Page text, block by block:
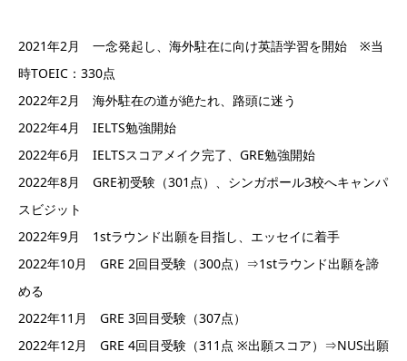
2021年2月 一念発起し、海外駐在に向け英語学習を開始 ※当
時TOEIC：330点
2022年2月 海外駐在の道が絶たれ、路頭に迷う
2022年4月 IELTS勉強開始
2022年6月 IELTSスコアメイク完了、GRE勉強開始
2022年8月 GRE初受験（301点）、シンガポール3校へキャンパ
スビジット
2022年9月 1stラウンド出願を目指し、エッセイに着手
2022年10月 GRE 2回目受験（300点）⇒1stラウンド出願を諦
める
2022年11月 GRE 3回目受験（307点）
2022年12月 GRE 4回目受験（311点 ※出願スコア）⇒NUS出願